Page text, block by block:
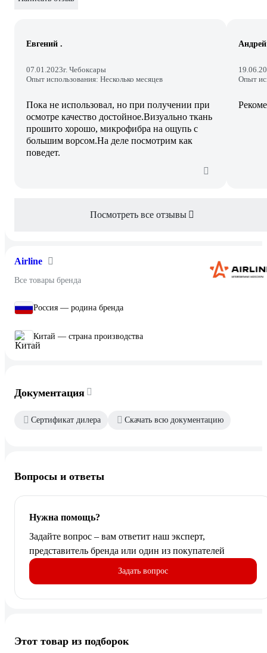
Евгений .
07.01.2023г. Чебоксары
Опыт использования: Несколько месяцев
Пока не использовал, но при получении при
осмотре качество достойное.Визуально ткань
прошито хорошо, микрофибра на ощупь с
большим ворсом.На деле посмотрим как
поведет.
Опыт
Посмотреть все отзывы
Airline
Все товары бренда
Россия — родина бренда
Китай — страна производства
Документация
Сертификат дилера Скачать всю документацию
Вопросы и ответы
Нужна помощь?
Задайте вопрос – вам ответит наш эксперт,
представитель бренда или один из покупателей
Задать вопрос
Этот товар из подборок